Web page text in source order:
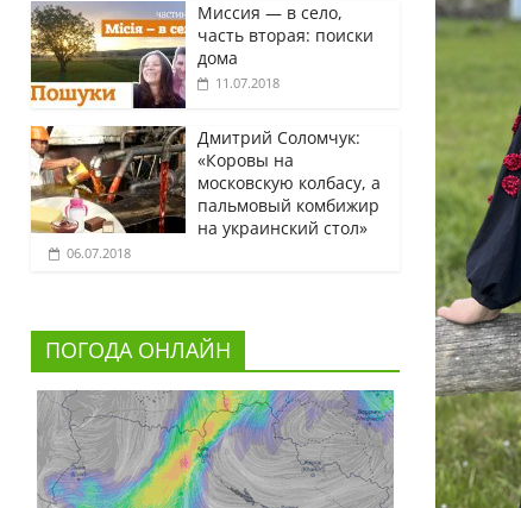
Миссия — в село,
часть вторая: поиски
дома
11.07.2018
Дмитрий Соломчук:
«Коровы на
московскую колбасу, а
пальмовый комбижир
на украинский стол»
06.07.2018
ПОГОДА ОНЛАЙН